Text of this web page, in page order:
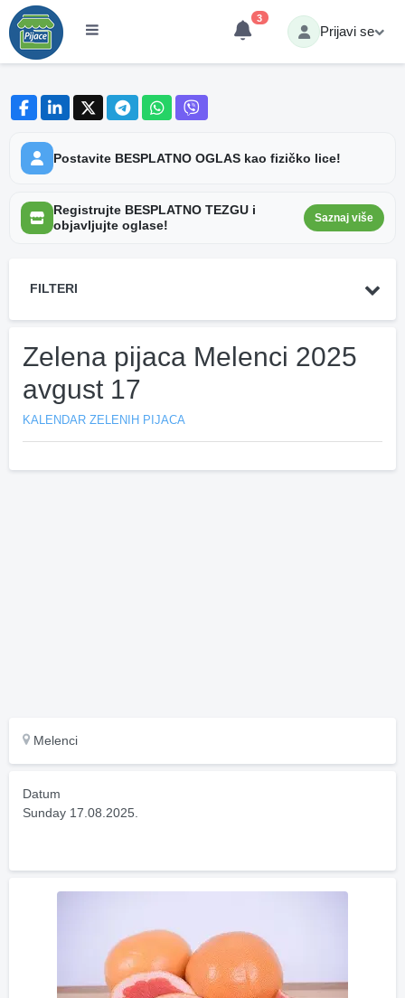
3
Prijavi se
Postavite BESPLATNO OGLAS kao fizičko lice!
Registrujte BESPLATNO TEZGU i
objavljujte oglase!
Saznaj više
FILTERI
Zelena pijaca Melenci 2025
avgust 17
KALENDAR ZELENIH PIJACA
Melenci
Datum
Sunday 17.08.2025.